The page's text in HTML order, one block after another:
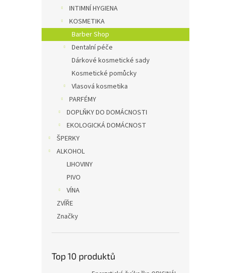
INTIMNÍ HYGIENA
KOSMETIKA
Barber Shop
Dentalní péče
Dárkové kosmetické sady
Kosmetické pomůcky
Vlasová kosmetika
PARFÉMY
DOPLŇKY DO DOMÁCNOSTI
EKOLOGICKÁ DOMÁCNOST
ŠPERKY
ALKOHOL
LIHOVINY
PIVO
VÍNA
ZVÍŘE
Značky
Top 10 produktů